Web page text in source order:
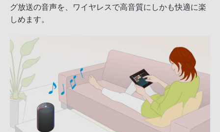
グ放送の音声を、ワイヤレスで高音質にしかも快適に楽
しめます。